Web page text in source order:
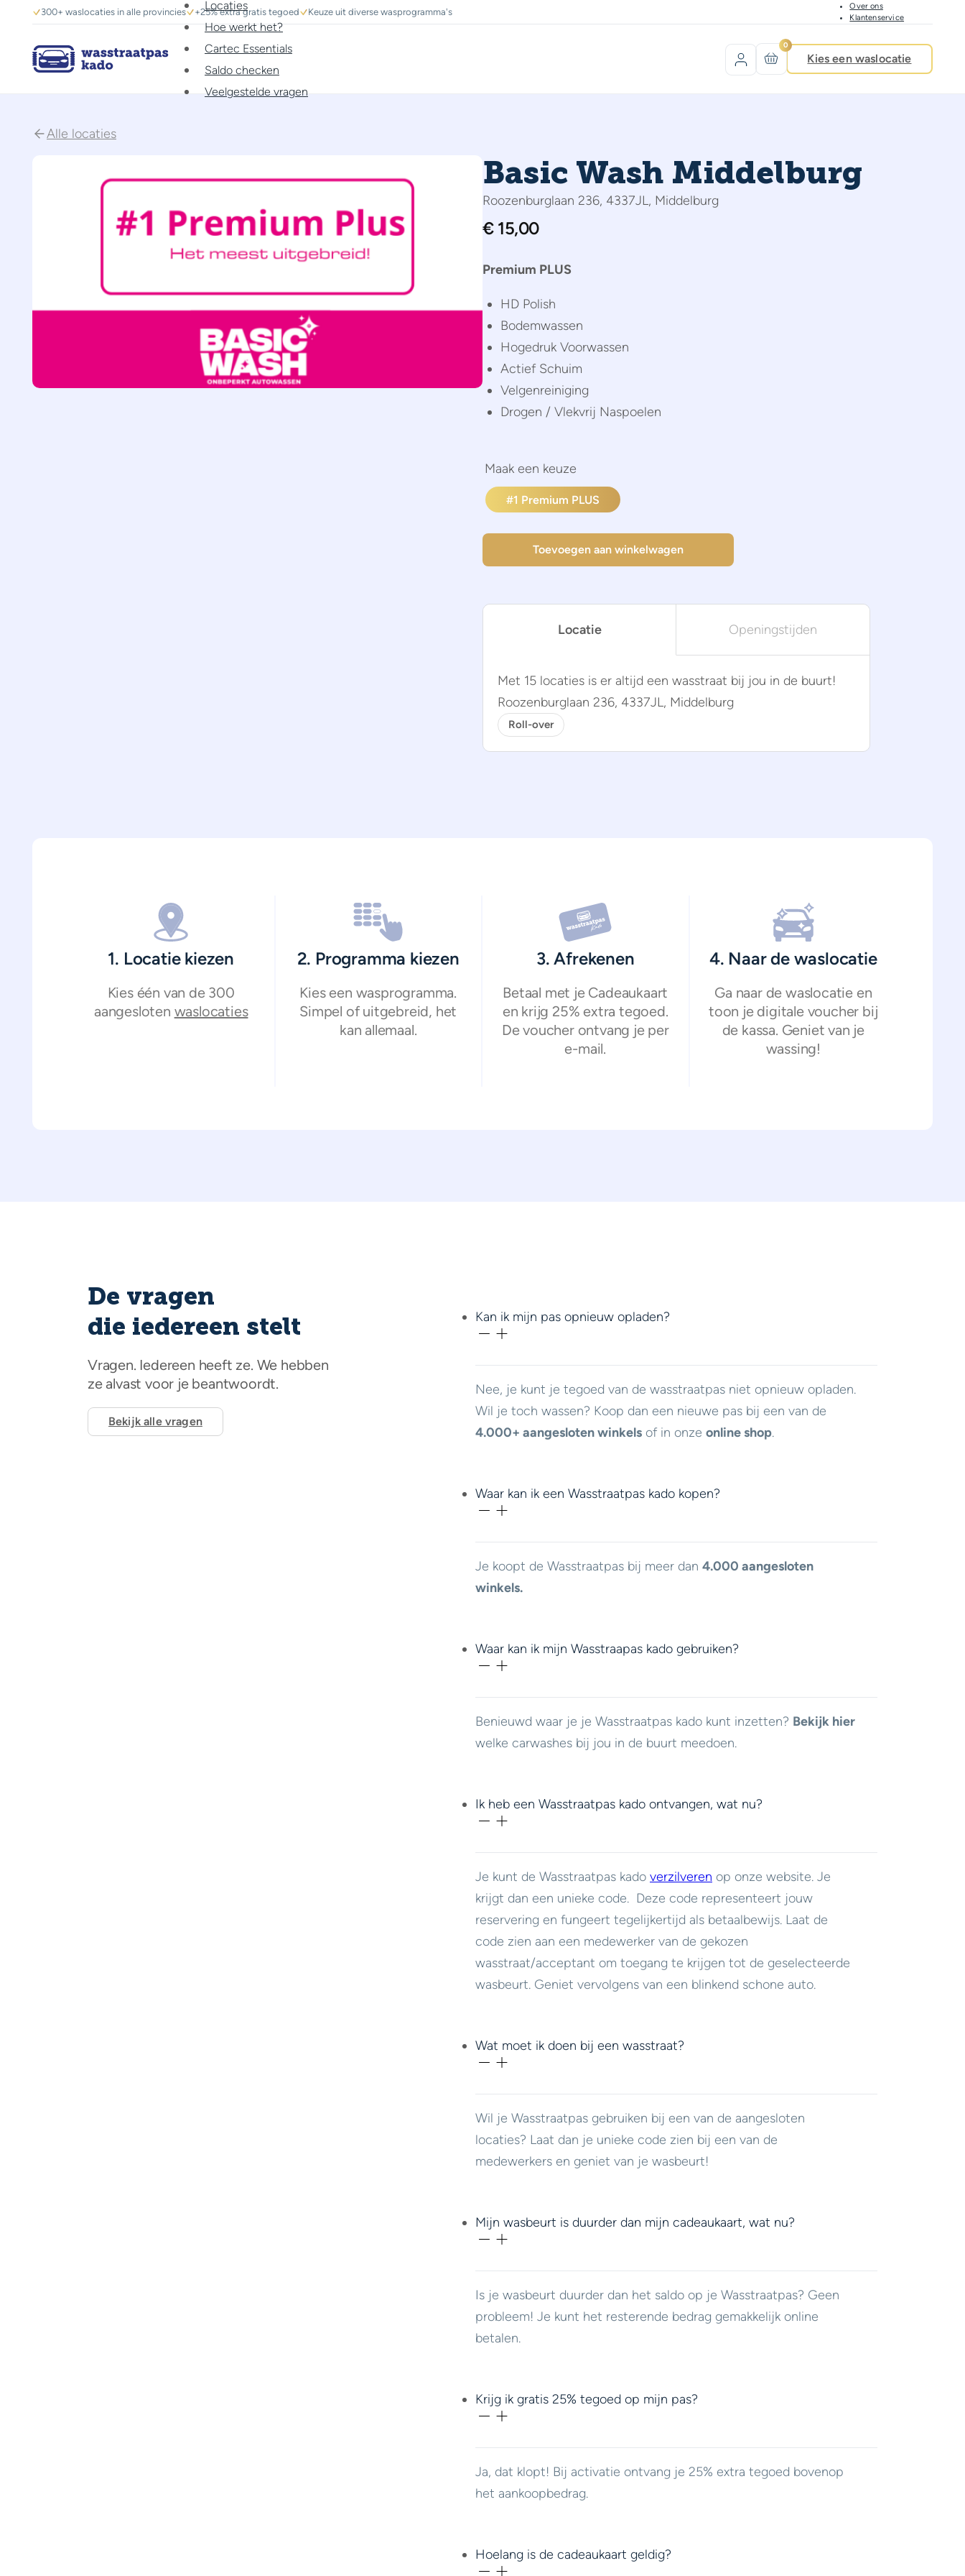
300+ waslocaties in alle provincies +25% extra gratis tegoed Keuze uit diverse wasprogramma's
Over ons
Klantenservice
Locaties
Hoe werkt het?
Cartec Essentials
Saldo checken
Veelgestelde vragen
0
Kies een waslocatie
Alle locaties
Basic Wash Middelburg
Roozenburglaan 236, 4337JL, Middelburg
Premium PLUS
HD Polish
Bodemwassen
Hogedruk Voorwassen
Actief Schuim
Velgenreiniging
Drogen / Vlekvrij Naspoelen
€15,00
#1 Premium PLUS
Toevoegen aan winkelwagen
Locatie Openingstijden
Met 15 locaties is er altijd een wasstraat bij jou in de buurt!
Roozenburglaan 236, 4337JL, Middelburg
Roll-over
1. Locatie kiezen
Kies één van de 300
aangesloten waslocaties
2. Programma kiezen
Kies een wasprogramma.
Simpel of uitgebreid, het
kan allemaal.
3. Afrekenen
Betaal met je Cadeaukaart
en krijg 25% extra tegoed.
De voucher ontvang je per
e-mail.
4. Naar de waslocatie
Ga naar de waslocatie en
toon je digitale voucher bij
de kassa. Geniet van je
wassing!
De vragen
die iedereen stelt
Vragen. Iedereen heeft ze. We hebben
ze alvast voor je beantwoordt.
Bekijk alle vragen
Kan ik mijn pas opnieuw opladen?
Nee, je kunt je tegoed van de wasstraatpas niet opnieuw opladen.
Wil je toch wassen? Koop dan een nieuwe pas bij een van de
4.000+ aangesloten winkels of in onze online shop.
Waar kan ik een Wasstraatpas kado kopen?
Je koopt de Wasstraatpas bij meer dan 4.000 aangesloten
winkels.
Waar kan ik mijn Wasstraapas kado gebruiken?
Benieuwd waar je je Wasstraatpas kado kunt inzetten? Bekijk hier
welke carwashes bij jou in de buurt meedoen.
Ik heb een Wasstraatpas kado ontvangen, wat nu?
Je kunt de Wasstraatpas kado verzilveren op onze website. Je
krijgt dan een unieke code. Deze code representeert jouw
reservering en fungeert tegelijkertijd als betaalbewijs. Laat de
code zien aan een medewerker van de gekozen
wasstraat/acceptant om toegang te krijgen tot de geselecteerde
wasbeurt. Geniet vervolgens van een blinkend schone auto.
Wat moet ik doen bij een wasstraat?
Wil je Wasstraatpas gebruiken bij een van de aangesloten
locaties? Laat dan je unieke code zien bij een van de
medewerkers en geniet van je wasbeurt!
Mijn wasbeurt is duurder dan mijn cadeaukaart, wat nu?
Is je wasbeurt duurder dan het saldo op je Wasstraatpas? Geen
probleem! Je kunt het resterende bedrag gemakkelijk online
betalen.
Krijg ik gratis 25% tegoed op mijn pas?
Ja, dat klopt! Bij activatie ontvang je 25% extra tegoed bovenop
het aankoopbedrag.
Hoelang is de cadeaukaart geldig?